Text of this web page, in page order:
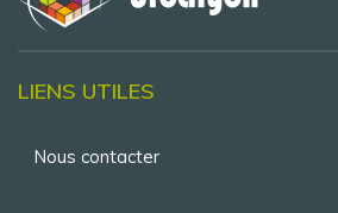
LIENS UTILES
Menu
Nous contacter